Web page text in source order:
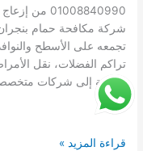
شركة مكافحة حمام
تجمعه على الأسطح
تراكم الفضلات، نقل
الحاجة إلى شركات
افضل
قراءة المزيد »